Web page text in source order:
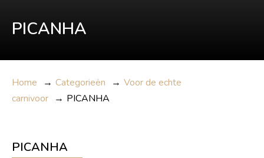
PICANHA
Home → Categorieën → Voor de echte
carnivoor → PICANHA
PICANHA